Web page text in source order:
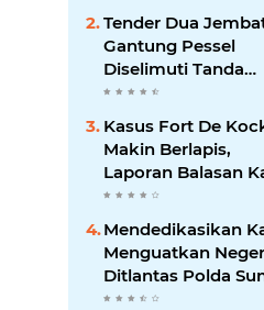
26 ATT Menguji
Transparansi
Padang
Tender Dua
Gantung Pessel
Diselimuti Tanda
Tanya, Gangguan
Sistem atau
di Balik Layar?
Kasus Fort De
Makin Berlapis,
Laporan Balasan
Pol PP Disorot:
Penegakan Hukum
atau Pengalihan
Mendedikasikan
Menguatkan
Ditlantas Polda
Apresiasi Peran